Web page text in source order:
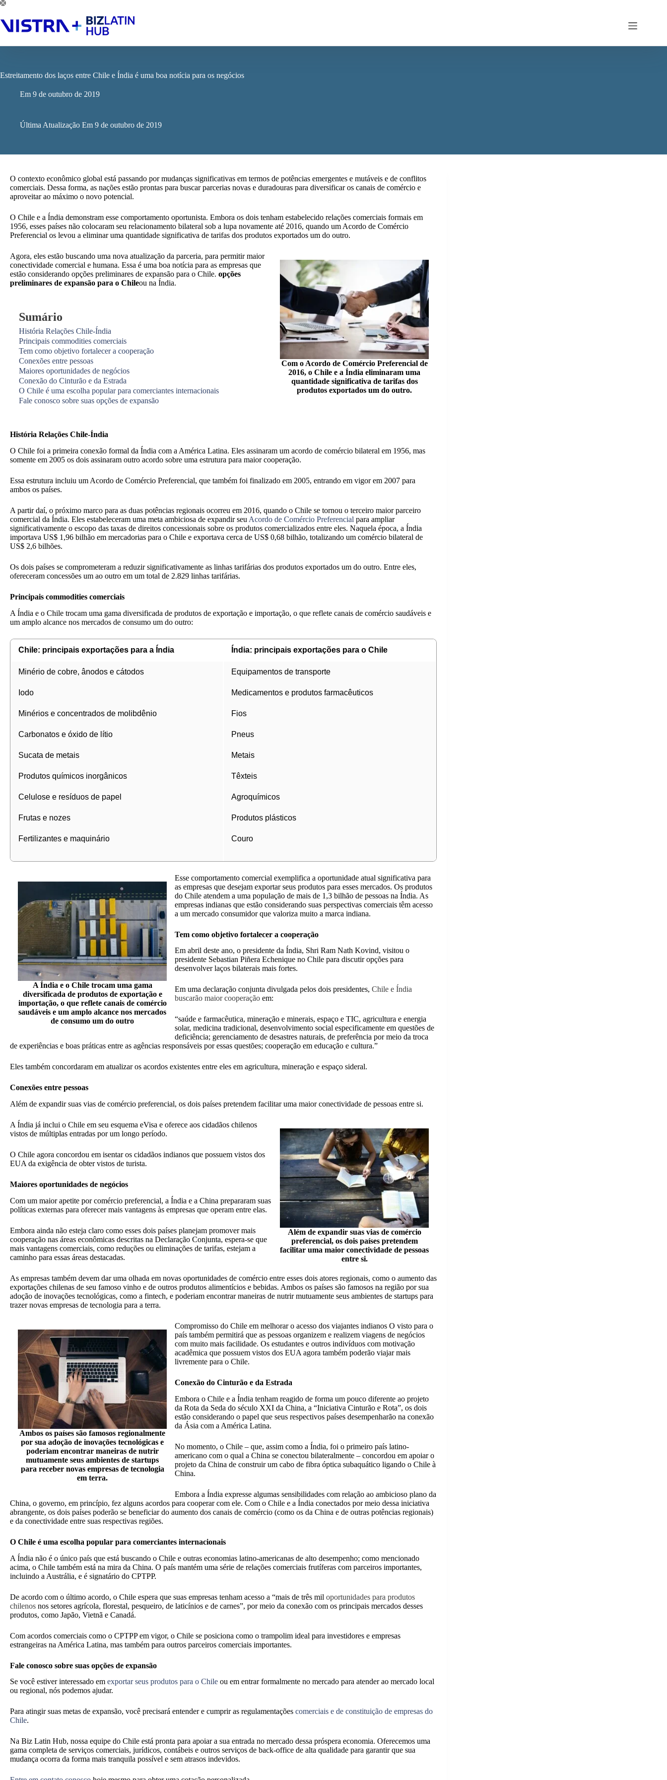
Pular
o
conteúdo
Estreitamento dos laços entre Chile e Índia é uma boa notícia para os negócios
Em 9 de outubro de 2019
Última Atualização Em 9 de outubro de 2019
O contexto econômico global está passando por mudanças significativas em termos de potências emergentes e mutáveis e de conflitos
comerciais. Dessa forma, as nações estão prontas para buscar parcerias novas e duradouras para diversificar os canais de comércio e
aproveitar ao máximo o novo potencial.
O Chile e a Índia demonstram esse comportamento oportunista. Embora os dois tenham estabelecido relações comerciais formais em
1956, esses países não colocaram seu relacionamento bilateral sob a lupa novamente até 2016, quando um Acordo de Comércio
Preferencial os levou a eliminar uma quantidade significativa de tarifas dos produtos exportados um do outro.
Com o Acordo de Comércio Preferencial de
2016, o Chile e a Índia eliminaram uma
quantidade significativa de tarifas dos
produtos exportados um do outro.
Agora, eles estão buscando uma nova atualização da parceria, para permitir maior
conectividade comercial e humana. Essa é uma boa notícia para as empresas que
estão considerando opções preliminares de expansão para o Chile. opções
preliminares de expansão para o Chileou na Índia.
Sumário
História Relações Chile-Índia
Principais commodities comerciais
Tem como objetivo fortalecer a cooperação
Conexões entre pessoas
Maiores oportunidades de negócios
Conexão do Cinturão e da Estrada
O Chile é uma escolha popular para comerciantes internacionais
Fale conosco sobre suas opções de expansão
História Relações Chile-Índia
O Chile foi a primeira conexão formal da Índia com a América Latina. Eles assinaram um acordo de comércio bilateral em 1956, mas
somente em 2005 os dois assinaram outro acordo sobre uma estrutura para maior cooperação.
Essa estrutura incluiu um Acordo de Comércio Preferencial, que também foi finalizado em 2005, entrando em vigor em 2007 para
ambos os países.
A partir daí, o próximo marco para as duas potências regionais ocorreu em 2016, quando o Chile se tornou o terceiro maior parceiro
comercial da Índia. Eles estabeleceram uma meta ambiciosa de expandir seu Acordo de Comércio Preferencial para ampliar
significativamente o escopo das taxas de direitos concessionais sobre os produtos comercializados entre eles. Naquela época, a Índia
importava US$ 1,96 bilhão em mercadorias para o Chile e exportava cerca de US$ 0,68 bilhão, totalizando um comércio bilateral de
US$ 2,6 bilhões.
Os dois países se comprometeram a reduzir significativamente as linhas tarifárias dos produtos exportados um do outro. Entre eles,
ofereceram concessões um ao outro em um total de 2.829 linhas tarifárias.
Principais commodities comerciais
A Índia e o Chile trocam uma gama diversificada de produtos de exportação e importação, o que reflete canais de comércio saudáveis e
um amplo alcance nos mercados de consumo um do outro:
Chile: principais exportações para a Índia Índia: principais exportações para o Chile
Minério de cobre, ânodos e cátodos
Iodo
Minérios e concentrados de molibdênio
Carbonatos e óxido de lítio
Sucata de metais
Produtos químicos inorgânicos
Celulose e resíduos de papel
Frutas e nozes
Fertilizantes e maquinário
Equipamentos de transporte
Medicamentos e produtos farmacêuticos
Fios
Pneus
Metais
Têxteis
Agroquímicos
Produtos plásticos
Couro
A Índia e o Chile trocam uma gama
diversificada de produtos de exportação e
importação, o que reflete canais de comércio
saudáveis e um amplo alcance nos mercados
de consumo um do outro
Esse comportamento comercial exemplifica a oportunidade atual significativa para
as empresas que desejam exportar seus produtos para esses mercados. Os produtos
do Chile atendem a uma população de mais de 1,3 bilhão de pessoas na Índia. As
empresas indianas que estão considerando suas perspectivas comerciais têm acesso
a um mercado consumidor que valoriza muito a marca indiana.
Tem como objetivo fortalecer a cooperação
Em abril deste ano, o presidente da Índia, Shri Ram Nath Kovind, visitou o
presidente Sebastian Piñera Echenique no Chile para discutir opções para
desenvolver laços bilaterais mais fortes.
Em uma declaração conjunta divulgada pelos dois presidentes, Chile e Índia
buscarão maior cooperação em:
“saúde e farmacêutica, mineração e minerais, espaço e TIC, agricultura e energia
solar, medicina tradicional, desenvolvimento social especificamente em questões de
deficiência; gerenciamento de desastres naturais, de preferência por meio da troca
de experiências e boas práticas entre as agências responsáveis por essas questões; cooperação em educação e cultura.”
Eles também concordaram em atualizar os acordos existentes entre eles em agricultura, mineração e espaço sideral.
Conexões entre pessoas
Além de expandir suas vias de comércio preferencial, os dois países pretendem facilitar uma maior conectividade de pessoas entre si.
Além de expandir suas vias de comércio
preferencial, os dois países pretendem
facilitar uma maior conectividade de pessoas
entre si.
A Índia já inclui o Chile em seu esquema eVisa e oferece aos cidadãos chilenos
vistos de múltiplas entradas por um longo período.
O Chile agora concordou em isentar os cidadãos indianos que possuem vistos dos
EUA da exigência de obter vistos de turista.
Maiores oportunidades de negócios
Com um maior apetite por comércio preferencial, a Índia e a China prepararam suas
políticas externas para oferecer mais vantagens às empresas que operam entre elas.
Embora ainda não esteja claro como esses dois países planejam promover mais
cooperação nas áreas econômicas descritas na Declaração Conjunta, espera-se que
mais vantagens comerciais, como reduções ou eliminações de tarifas, estejam a
caminho para essas áreas destacadas.
As empresas também devem dar uma olhada em novas oportunidades de comércio entre esses dois atores regionais, como o aumento das
exportações chilenas de seu famoso vinho e de outros produtos alimentícios e bebidas. Ambos os países são famosos na região por sua
adoção de inovações tecnológicas, como a fintech, e poderiam encontrar maneiras de nutrir mutuamente seus ambientes de startups para
trazer novas empresas de tecnologia para a terra.
Ambos os países são famosos regionalmente
por sua adoção de inovações tecnológicas e
poderiam encontrar maneiras de nutrir
mutuamente seus ambientes de startups
para receber novas empresas de tecnologia
em terra.
Compromisso do Chile em melhorar o acesso dos viajantes indianos O visto para o
país também permitirá que as pessoas organizem e realizem viagens de negócios
com muito mais facilidade. Os estudantes e outros indivíduos com motivação
acadêmica que possuem vistos dos EUA agora também poderão viajar mais
livremente para o Chile.
Conexão do Cinturão e da Estrada
Embora o Chile e a Índia tenham reagido de forma um pouco diferente ao projeto
da Rota da Seda do século XXI da China, a “Iniciativa Cinturão e Rota”, os dois
estão considerando o papel que seus respectivos países desempenharão na conexão
da Ásia com a América Latina.
No momento, o Chile – que, assim como a Índia, foi o primeiro país latino-
americano com o qual a China se conectou bilateralmente – concordou em apoiar o
projeto da China de construir um cabo de fibra óptica subaquático ligando o Chile à
China.
Embora a Índia expresse algumas sensibilidades com relação ao ambicioso plano da
China, o governo, em princípio, fez alguns acordos para cooperar com ele. Com o Chile e a Índia conectados por meio dessa iniciativa
abrangente, os dois países poderão se beneficiar do aumento dos canais de comércio (como os da China e de outras potências regionais)
e da conectividade entre suas respectivas regiões.
O Chile é uma escolha popular para comerciantes internacionais
A Índia não é o único país que está buscando o Chile e outras economias latino-americanas de alto desempenho; como mencionado
acima, o Chile também está na mira da China. O país mantém uma série de relações comerciais frutíferas com parceiros importantes,
incluindo a Austrália, e é signatário do CPTPP.
De acordo com o último acordo, o Chile espera que suas empresas tenham acesso a “mais de três mil oportunidades para produtos
chilenos nos setores agrícola, florestal, pesqueiro, de laticínios e de carnes”, por meio da conexão com os principais mercados desses
produtos, como Japão, Vietnã e Canadá.
Com acordos comerciais como o CPTPP em vigor, o Chile se posiciona como o trampolim ideal para investidores e empresas
estrangeiras na América Latina, mas também para outros parceiros comerciais importantes.
Fale conosco sobre suas opções de expansão
Se você estiver interessado em exportar seus produtos para o Chile ou em entrar formalmente no mercado para atender ao mercado local
ou regional, nós podemos ajudar.
Para atingir suas metas de expansão, você precisará entender e cumprir as regulamentações comerciais e de constituição de empresas do
Chile.
Na Biz Latin Hub, nossa equipe do Chile está pronta para apoiar a sua entrada no mercado dessa próspera economia. Oferecemos uma
gama completa de serviços comerciais, jurídicos, contábeis e outros serviços de back-office de alta qualidade para garantir que sua
mudança ocorra da forma mais tranquila possível e sem atrasos indevidos.